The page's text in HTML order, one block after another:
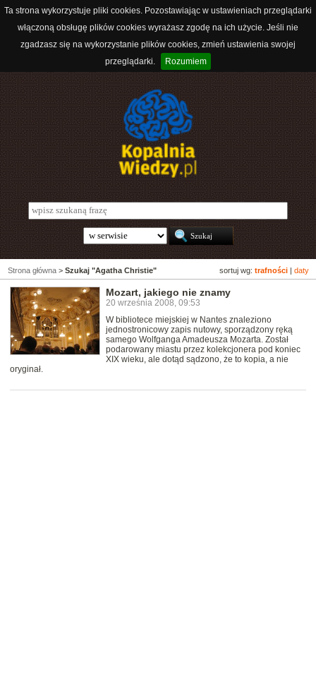
Ta strona wykorzystuje pliki cookies. Pozostawiając w ustawieniach przeglądarki
włączoną obsługę plików cookies wyrażasz zgodę na ich użycie. Jeśli nie
zgadzasz się na wykorzystanie plików cookies, zmień ustawienia swojej
przeglądarki.
Rozumiem
sortuj wg: trafności daty
Strona główna > Szukaj "Agatha Christie"
Mozart, jakiego nie znamy
20 września 2008, 09:53
W bibliotece miejskiej w Nantes znaleziono
jednostronicowy zapis nutowy, sporządzony ręką
samego Wolfganga Amadeusza Mozarta. Został
podarowany miastu przez kolekcjonera pod koniec
XIX wieku, ale dotąd sądzono, że to kopia, a nie
oryginał.